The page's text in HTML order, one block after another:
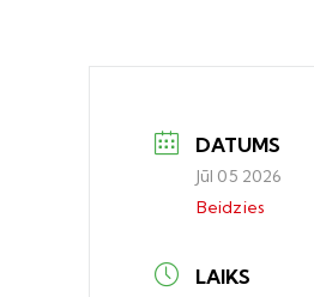
DATUMS
Jūl 05 2026
Beidzies
LAIKS